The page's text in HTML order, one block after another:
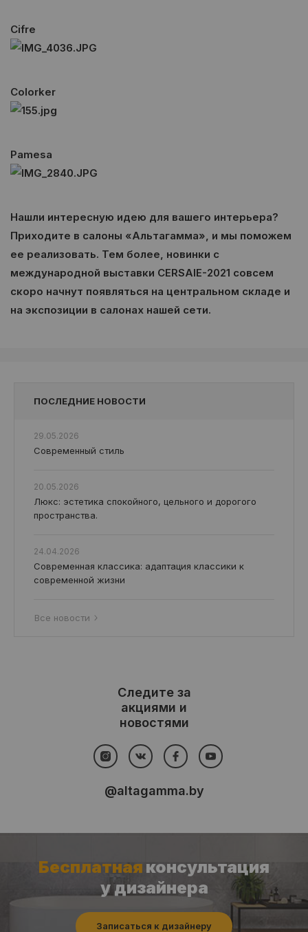
Cifre
Colorker
Pamesa
Нашли интересную идею для вашего интерьера?
Приходите в салоны «Альтагамма», и мы поможем
ее реализовать. Тем более, новинки с
международной выставки CERSAIE-2021 совсем
скоро начнут появляться на центральном складе и
на экспозиции в салонах нашей сети.
ПОСЛЕДНИЕ НОВОСТИ
29.05.2026
Современный стиль
20.05.2026
Люкс: эстетика спокойного, цельного и дорогого
пространства.
24.04.2026
Современная классика: адаптация классики к
современной жизни
Все новости
Следите за
акциями и
новостями
@altagamma.by
Бесплатная консультация
у дизайнера
Записаться к дизайнеру